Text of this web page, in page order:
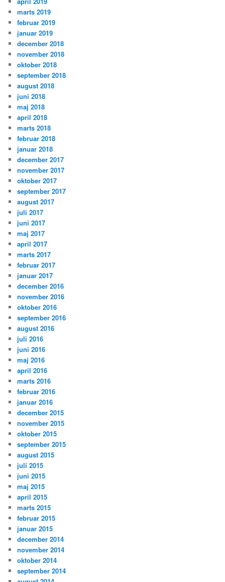
marts 2019
februar 2019
januar 2019
december 2018
november 2018
oktober 2018
september 2018
august 2018
juni 2018
maj 2018
april 2018
marts 2018
februar 2018
januar 2018
december 2017
november 2017
oktober 2017
september 2017
august 2017
juli 2017
juni 2017
maj 2017
april 2017
marts 2017
februar 2017
januar 2017
december 2016
november 2016
oktober 2016
september 2016
august 2016
juli 2016
juni 2016
maj 2016
april 2016
marts 2016
februar 2016
januar 2016
december 2015
november 2015
oktober 2015
september 2015
august 2015
juli 2015
juni 2015
maj 2015
april 2015
marts 2015
februar 2015
januar 2015
december 2014
november 2014
oktober 2014
september 2014